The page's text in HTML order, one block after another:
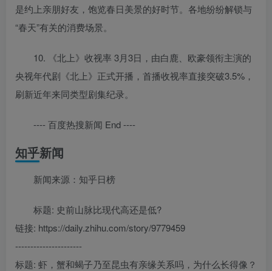
是约上亲朋好友，饱览春日美景的好时节。各地纷纷解锁与
“春天”有关的消费场景。
10. 《北上》收视率 3月3日，由白鹿、欧豪领衔主演的
央视年代剧《北上》正式开播，首播收视率直接突破3.5%，
刷新近年来同类型剧集纪录。
---- 百度热搜新闻 End ----
知乎新闻
新闻来源：知乎日榜
标题: 史前山脉比现代高还是低?
链接: https://daily.zhihu.com/story/9779459
----------------------
标题: 虾，蟹和蝎子乃至昆虫有亲缘关系吗，为什么长得像？